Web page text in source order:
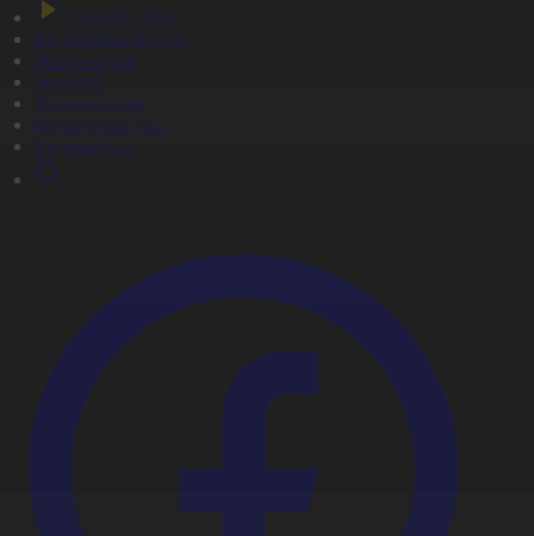
Тікелей эфир
Бағдарлама кестесі
Жаңалықтар
Жобалар
Телехикаялар
Мультсериалдар
Видеоархив